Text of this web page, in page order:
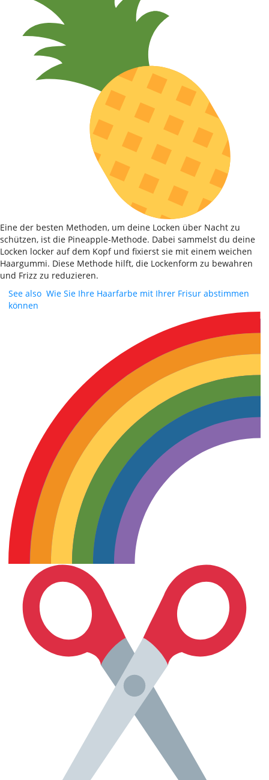
Eine der besten Methoden, um deine Locken über Nacht zu
schützen, ist die Pineapple-Methode. Dabei sammelst du deine
Locken locker auf dem Kopf und fixierst sie mit einem weichen
Haargummi. Diese Methode hilft, die Lockenform zu bewahren
und Frizz zu reduzieren.
See also Wie Sie Ihre Haarfarbe mit Ihrer Frisur abstimmen
können